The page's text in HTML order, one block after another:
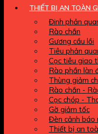
THIẾT BỊ AN TOÀN
Đinh phản
Rào chắn
Gương cầu lồi
Tiêu phản
Cọc tiêu giao
Rào phần làn
Thùng giảm
Rào chắn -
Cọc chóp -
Gờ giảm tốc
Đèn cảnh báo
Thiết bị an